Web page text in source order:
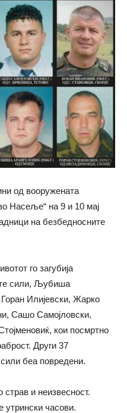
од вооружената
Насеље“ на 9 и 10 мај
на безбедносните
го загубија
сили, Љубиша
Илијевски, Жарко
Сашо Самојловски,
кои посмртно
Други 37
беа повредени.
и неизвесност.
утрински часови.